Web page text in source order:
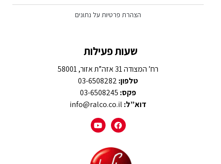
הצהרת פרטיות על נתונים
שעות פעילות
רח’ המצודה 31 אזה”ת אזור, 58001
טלפון:
פקס:
דוא”ל: